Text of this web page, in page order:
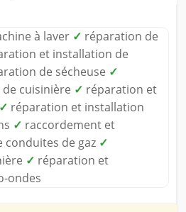
à laver ✓ réparation de
et installation de
de sécheuse ✓
cuisinière ✓ réparation et
✓ réparation et installation
✓ raccordement et
conduites de gaz ✓
✓ réparation et
ondes